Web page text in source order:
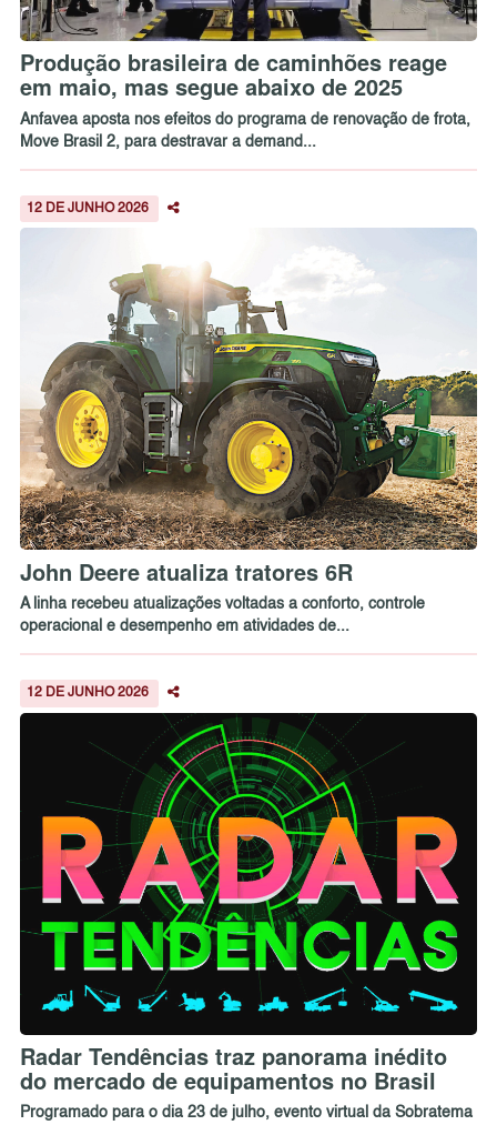
Produção brasileira de caminhões reage
em maio, mas segue abaixo de 2025
Anfavea aposta nos efeitos do programa de renovação de frota,
Move Brasil 2, para destravar a demand...
12 DE JUNHO 2026
John Deere atualiza tratores 6R
A linha recebeu atualizações voltadas a conforto, controle
operacional e desempenho em atividades de...
12 DE JUNHO 2026
Radar Tendências traz panorama inédito
do mercado de equipamentos no Brasil
Programado para o dia 23 de julho, evento virtual da Sobratema